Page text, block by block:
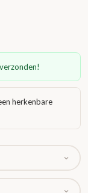
herkenbare